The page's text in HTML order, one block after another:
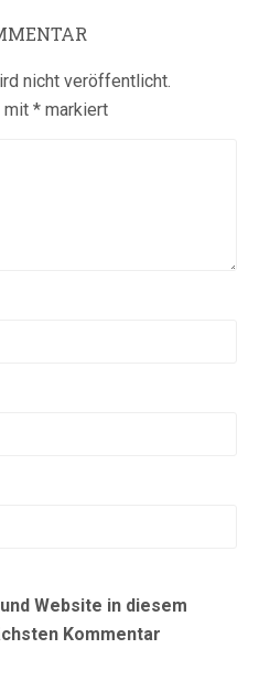
nicht veröffentlicht.
mit * markiert
Website in diesem
Kommentar